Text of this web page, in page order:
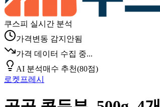
쿠스피 실시간 분석
가격변동 감지안됨
가격 데이터 수집 중...
AI 분석매수 추천(80점)
로켓프레시